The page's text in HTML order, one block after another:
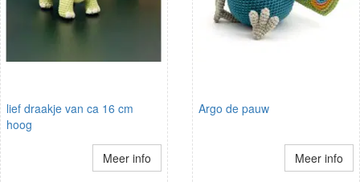
lief draakje van ca 16 cm
hoog
Meer info
Argo de pauw
Meer info